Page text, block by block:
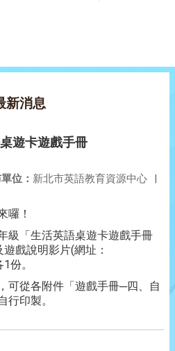
新消息
遊卡遊戲手冊
位： 新北市英語教育資源中心 |
囉！
級「生活英語桌遊卡遊戲手冊
戲說明影片(網址：
份。
可從各附件「遊戲手冊─四、自
行印製。